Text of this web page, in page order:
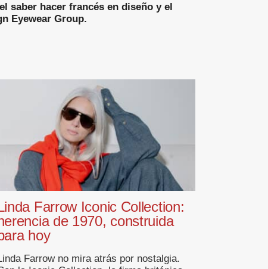
saber hacer francés en diseño y el
Eyewear Group.
Farrow Iconic Collection:
de 1970, construida
hoy
Farrow no mira atrás por nostalgia.